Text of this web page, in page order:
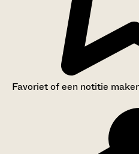
Favoriet of een notitie